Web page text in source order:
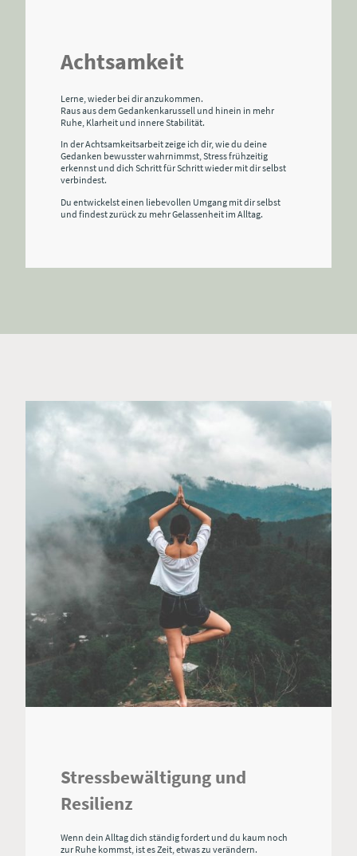
Achtsamkeit
Lerne, wieder bei dir anzukommen.
Raus aus dem Gedankenkarussell und hinein in mehr
Ruhe, Klarheit und innere Stabilität.
In der Achtsamkeitsarbeit zeige ich dir, wie du deine
Gedanken bewusster wahrnimmst, Stress frühzeitig
erkennst und dich Schritt für Schritt wieder mit dir selbst
verbindest.
Du entwickelst einen liebevollen Umgang mit dir selbst
und findest zurück zu mehr Gelassenheit im Alltag.
Stressbewältigung und
Resilienz
Wenn dein Alltag dich ständig fordert und du kaum noch
zur Ruhe kommst, ist es Zeit, etwas zu verändern.